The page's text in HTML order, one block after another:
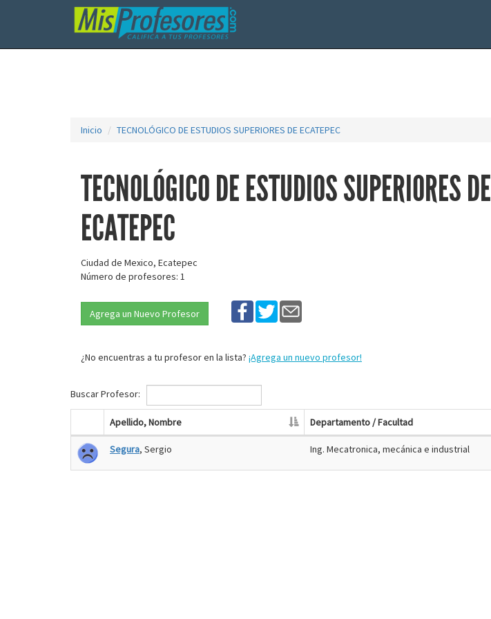
Inicio TECNOLÓGICO DE ESTUDIOS SUPERIORES DE ECATEPEC
TECNOLÓGICO DE ESTUDIOS SUPERIORES DE
ECATEPEC
Ciudad de Mexico, Ecatepec
Número de profesores: 1
Agrega un Nuevo Profesor
¿No encuentras a tu profesor en la lista? ¡Agrega un nuevo profesor!
Buscar Profesor:
Apellido, Nombre Departamento / Facultad
Segura, Sergio Ing. Mecatronica, mecánica e industrial